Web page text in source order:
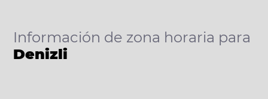
Información de zona horaria para
Denizli